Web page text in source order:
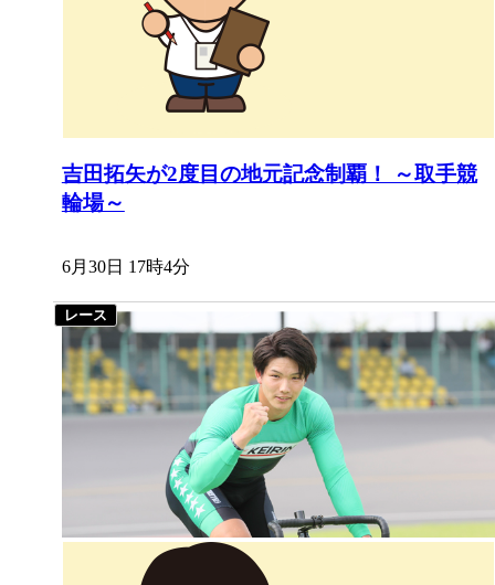
吉田拓矢が2度目の地元記念制覇！ ～取手競
輪場～
6月30日 17時4分